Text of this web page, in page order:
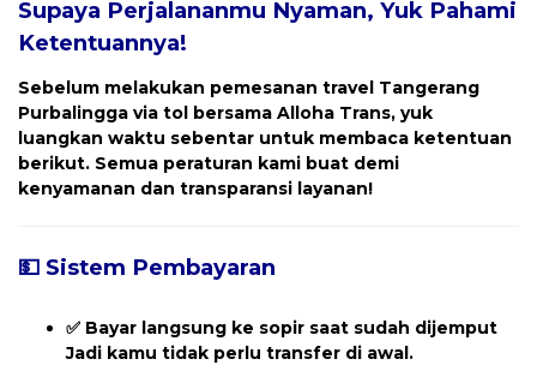
Supaya Perjalananmu Nyaman, Yuk Pahami
Ketentuannya!
Sebelum melakukan pemesanan travel Tangerang
Purbalingga via tol bersama Alloha Trans, yuk
luangkan waktu sebentar untuk membaca ketentuan
berikut. Semua peraturan kami buat demi
kenyamanan dan transparansi layanan!
💵 Sistem Pembayaran
✅ Bayar langsung ke sopir saat sudah dijemput
Jadi kamu tidak perlu transfer di awal.